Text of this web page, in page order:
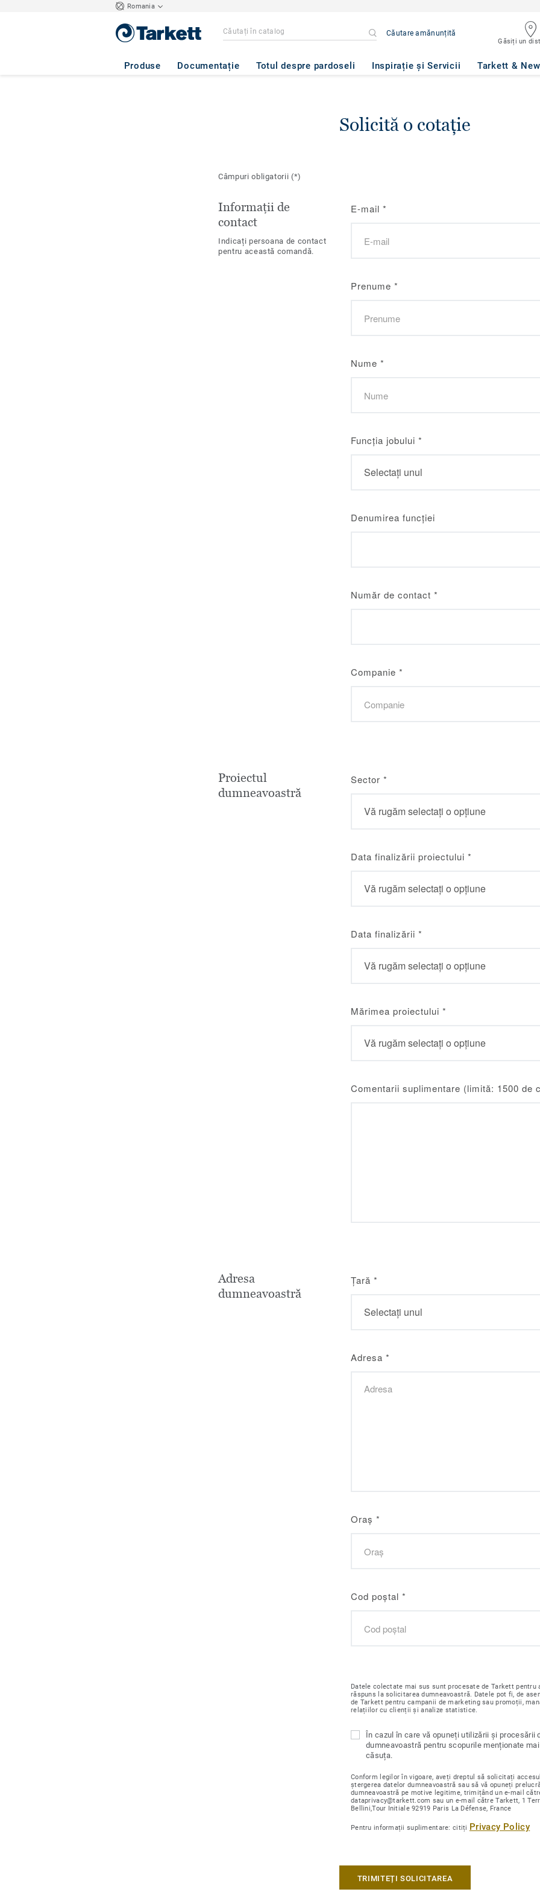
Romania
Căutare amănunțită
Găsiți un
Produse Documentație Totul despre pardoseli Inspirație și Servicii Tarkett &
Solicită o cotație
Câmpuri obligatorii(*)
Informații de
contact
Indicați persoana de contact
pentru această comandă.
E-mail *
Prenume *
Nume *
Funcția jobului *
Denumirea funcției
Număr de contact *
Companie *
Proiectul
dumneavoastră
Sector *
Data finalizării proiectului *
Data finalizării *
Mărimea proiectului *
Comentarii suplimentare (limită: 1500 de
Adresa
dumneavoastră
Țară *
Adresa *
Oraș *
Cod poștal *
Datele colectate mai sus sunt procesate de Tarkett pentru
răspuns la solicitarea dumneavoastră. Datele pot fi, de
de Tarkett pentru campanii de marketing sau promoții,
relațiilor cu clienții și analize statistice.
În cazul în care vă opuneți utilizării și procesării
dumneavoastră pentru scopurile menționate
căsuța.
Conform legilor în vigoare, aveți dreptul să solicitați
ștergerea datelor dumneavoastră sau să vă opuneți
dumneavoastră pe motive legitime, trimițând un e-mail
dataprivacy@tarkett.com sau un e-mail către Tarkett, 1
Bellini,Tour Initiale 92919 Paris La Défense, France
Pentru informații suplimentare: citiți Privacy Policy
TRIMITEȚI SOLICITAREA